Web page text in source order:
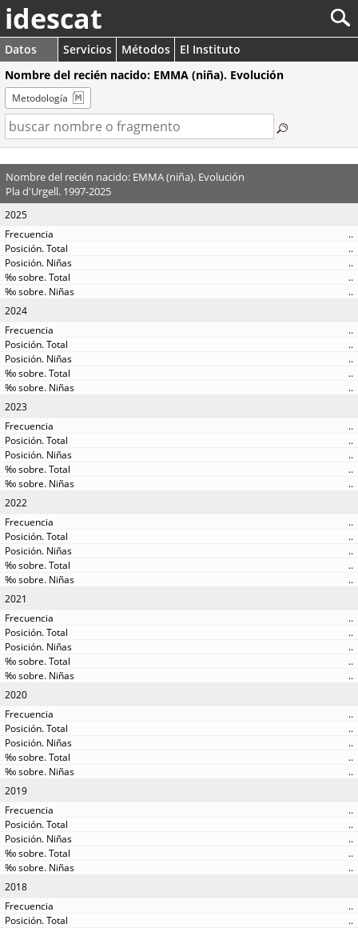
idescat
Datos Servicios Métodos
El Instituto
Nombre del recién nacido: EMMA (niña). Evolución
Metodología
Nombre del recién nacido: EMMA (niña). Evolución
Pla d'Urgell. 1997-2025
2025
..
..
..
..
..
2024
..
..
..
..
..
2023
..
..
..
..
..
2022
..
..
..
..
..
2021
..
..
..
..
..
2020
..
..
..
..
..
2019
..
..
..
..
..
2018
..
..